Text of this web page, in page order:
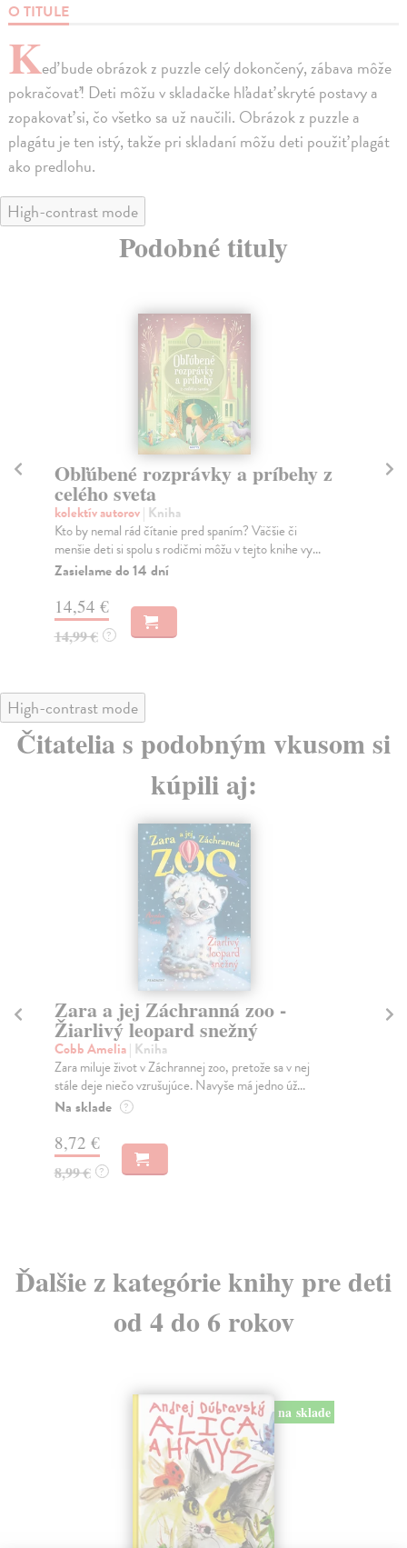
O TITULE
Keď bude obrázok z puzzle celý dokončený, zábava môže
pokračovať! Deti môžu v skladačke hľadať skryté postavy a
zopakovať si, čo všetko sa už naučili. Obrázok z puzzle a
plagátu je ten istý, takže pri skladaní môžu deti použiť plagát
ako predlohu.
High-contrast mode
Podobné tituly
z Čarovné rozprávky
Sampson Laura
Voľné pokračovanie mimoriadne obľúbených Zimných
rozprávok. Čary, kliatby, zaklínadlá a mágia tvori...
Na sklade ?
14,90 €
High-contrast mode
Čitatelia s podobným vkusom si
kúpili aj:
Zara a jej Záchranná zoo -
Žiarlivý leopard snežný
Cobb Amelia| Kniha
Zara miluje život v Záchrannej zoo, pretože sa v nej
stále deje niečo vzrušujúce. Navyše má jedno úž...
Na sklade ?
8,72 €
8,99 € ?
Ďalšie z kategórie knihy pre deti
od 4 do 6 rokov
na sklade